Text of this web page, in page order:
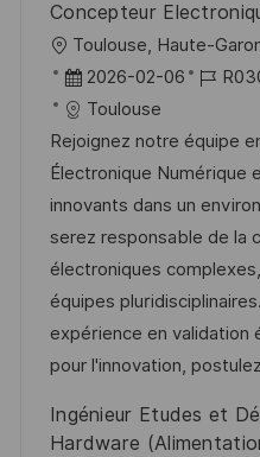
e
r
ö
f
f
e
n
t
l
i
c
h
u
n
Concepteur
O
r
t
Toulouse, Haute-
D
a
t
u
m
d
e
r
V
e
ö
2026-02-06
J
b
-
I
D
Toulouse
Rejoignez notre équipe
Électronique Numérique
innovants dans un
serez responsable de la
électroniques
équipes
expérience en validation
pour l'innovation,
Ingénieur Etudes et
Hardware